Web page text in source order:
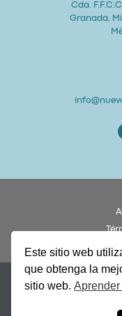
Cda.
Granada,
Derechos
Permiso COFEPRIS
Nuevo Polanco
Este sitio web
que obtenga la
sitio web.Aprender